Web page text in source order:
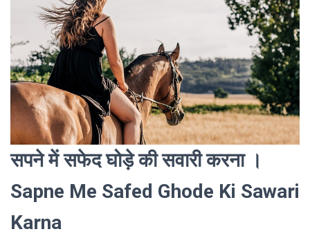
सपने में सफेद घोड़े की सवारी करना ।
Sapne Me Safed Ghode Ki Sawari
Karna